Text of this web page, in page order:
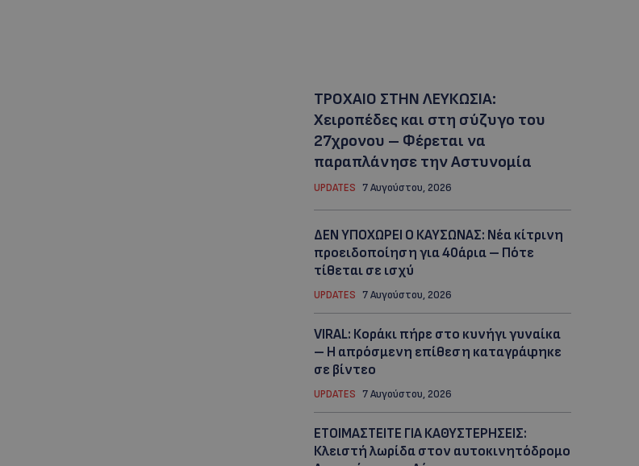
ΤΡΟΧΑΙΟ ΣΤΗΝ ΛΕΥΚΩΣΙΑ:
Χειροπέδες και στη σύζυγο του
27χρονου – Φέρεται να
παραπλάνησε την Αστυνομία
UPDATES 7 Αυγούστου, 2026
ΔΕΝ ΥΠΟΧΩΡΕΙ Ο ΚΑΥΣΩΝΑΣ: Νέα κίτρινη
προειδοποίηση για 40άρια – Πότε
τίθεται σε ισχύ
UPDATES 7 Αυγούστου, 2026
VIRAL: Κοράκι πήρε στο κυνήγι γυναίκα
– Η απρόσμενη επίθεση καταγράφηκε
σε βίντεο
UPDATES 7 Αυγούστου, 2026
ΕΤΟΙΜΑΣΤΕΙΤΕ ΓΙΑ ΚΑΘΥΣΤΕΡΗΣΕΙΣ:
Κλειστή λωρίδα στον αυτοκινητόδρομο